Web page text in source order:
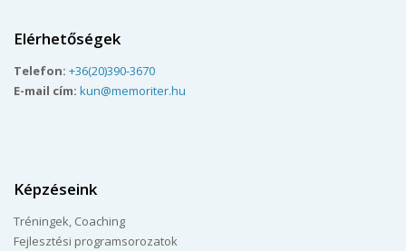
Elérhetőségek
Telefon: +36(20)390-3670
E-mail cím: kun@memoriter.hu
Képzéseink
Tréningek, Coaching
Fejlesztési programsorozatok